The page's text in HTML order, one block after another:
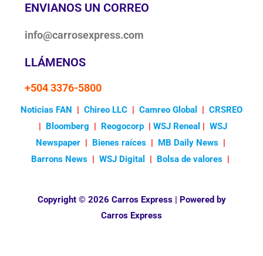
ENVIANOS UN CORREO
info@carrosexpress.com
LLÁMENOS
+504 3376-5800
Noticias FAN Chireo LLC Camreo Global
CRSREO
Bloomberg Reogocorp| WSJ Reneal
WSJ
Newspaper| Bienes raíces| MB Daily News|
Barrons News
WSJ Digital Bolsa de valores
Copyright © 2026 Carros Express | Powered by
Carros Express